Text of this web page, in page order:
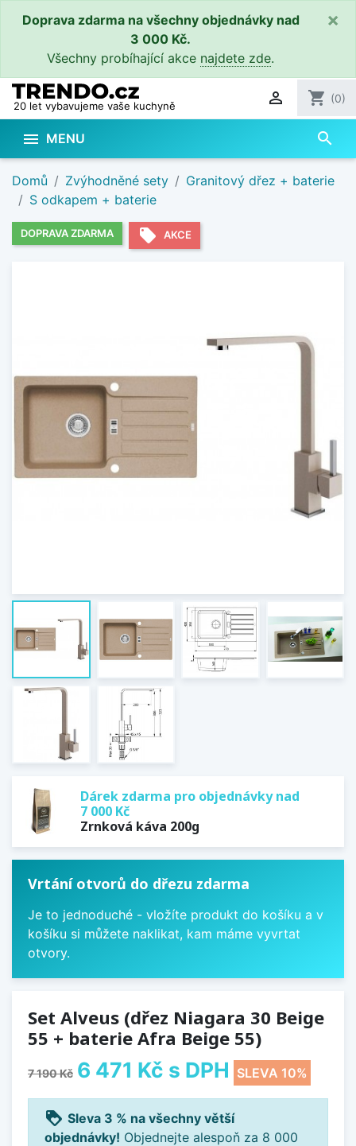
Doprava zdarma na všechny objednávky nad
3 000 Kč.
Všechny probíhající akce najdete zde.
×
20 let vybavujeme vaše kuchyně  shopping_cart (0)
 MENU search
Domů Zvýhodněné sety
Granitový dřez + baterie
S odkapem + baterie
DOPRAVA ZDARMA local_offer AKCE
Dárek zdarma pro objednávky nad
7 000 Kč
Zrnková káva 200g
Vrtání otvorů do dřezu zdarma
Je to jednoduché - vložíte produkt do košíku a v
košíku si můžete naklikat, kam máme vyvrtat
otvory.
Set Alveus (dřez Niagara 30 Beige
55 + baterie Afra Beige 55)
7 190 Kč 6 471 Kč s DPH SLEVA 10%
loyalty Sleva 3 % na všechny větší
objednávky! Objednejte alespoň za 8 000